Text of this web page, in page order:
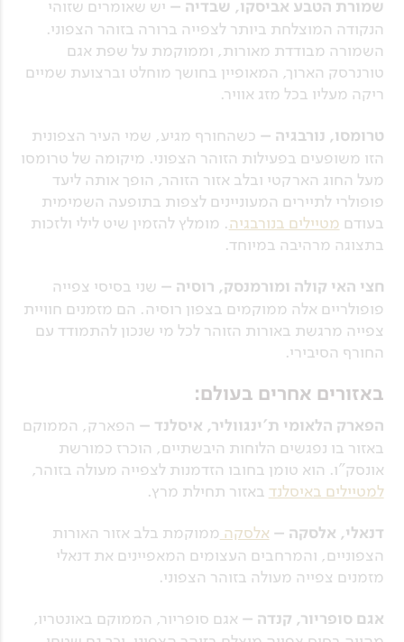
שמורת הטבע אביסקו, שבדיה – יש שאומרים שזוהי
הנקודה המוצלחת ביותר לצפייה ברורה בזוהר הצפוני.
השמורה מבודדת מאורות, וממוקמת על שפת אגם
טורנרסק הארוך, המאופיין בחושך מוחלט וברצועת שמיים
ריקה מעליו בכל מזג אוויר.
טרומסו, נורבגיה – כשהחורף מגיע, שמי העיר הצפונית
הזו משופעים בפעילות הזוהר הצפוני. מיקומה של טרומסו
מעל החוג הארקטי ובלב אזור הזוהר, הופך אותה ליעד
פופולרי לתיירים המעוניינים לצפות בתופעה השמימית
בעודם מטיילים בנורבגיה. מומלץ להזמין שיט לילי ולזכות
בתצוגה מרהיבה במיוחד.
חצי האי קולה ומורמנסק, רוסיה – שני בסיסי צפייה
פופולריים אלה ממוקמים בצפון רוסיה. הם מזמנים חוויית
צפייה מרגשת באורות הזוהר לכל מי שנכון להתמודד עם
החורף הסיבירי.
באזורים אחרים בעולם:
הפארק הלאומי ת'ינגווליר, איסלנד – הפארק, הממוקם
באזור בו נפגשים הלוחות היבשתיים, הוכרז כמורשת
אונסק"ו. הוא טומן בחובו הזדמנות לצפייה מעולה בזוהר,
למטיילים באיסלנד באזור תחילת מרץ.
דנאלי, אלסקה – אלסקה ממוקמת בלב אזור האורות
הצפוניים, והמרחבים העצומים המאפיינים את דנאלי
מזמנים צפייה מעולה בזוהר הצפוני.
אגם סופריור, קנדה – אגם סופריור, הממוקם באונטריו,